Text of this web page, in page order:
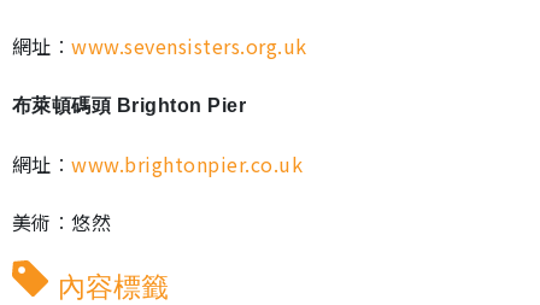
網址︰www.sevensisters.org.uk
布萊頓碼頭 Brighton Pier
網址︰www.brightonpier.co.uk
美術︰悠然
內容標籤